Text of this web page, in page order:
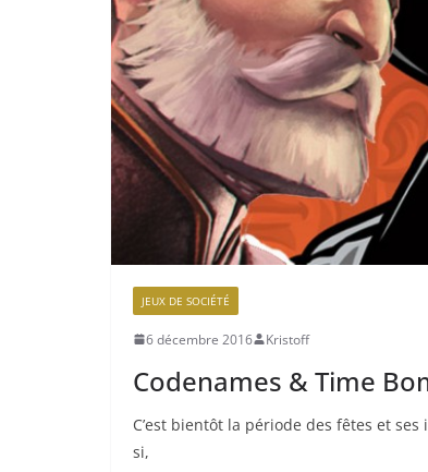
JEUX DE SOCIÉTÉ
6 décembre 2016 Kristoff
Codenames & Time
C’est bientôt la période des fêtes et
si,